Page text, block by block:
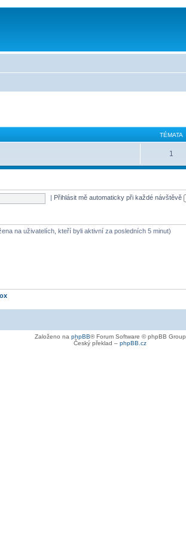
TÉMATA
1
Přihlásit mě automaticky při každé návštěvě
na uživatelích, kteří byli aktivní za posledních 5 minut)
Založeno na phpBB® Forum Software © phpBB Group
Český překlad – phpBB.cz